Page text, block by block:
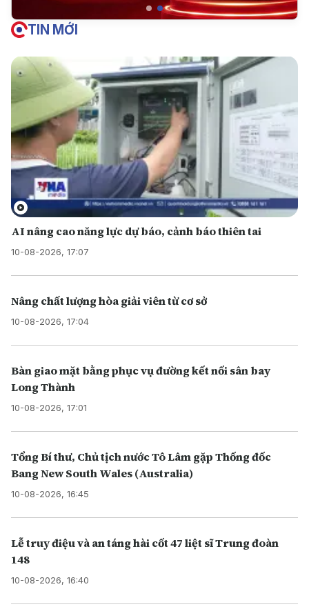
TIN MỚI
AI nâng cao năng lực dự báo, cảnh báo thiên tai
10-08-2026, 17:07
Nâng chất lượng hòa giải viên từ cơ sở
10-08-2026, 17:04
Bàn giao mặt bằng phục vụ đường kết nối sân bay
Long Thành
10-08-2026, 17:01
Tổng Bí thư, Chủ tịch nước Tô Lâm gặp Thống đốc
Bang New South Wales (Australia)
10-08-2026, 16:45
Lễ truy điệu và an táng hài cốt 47 liệt sĩ Trung đoàn
148
10-08-2026, 16:40